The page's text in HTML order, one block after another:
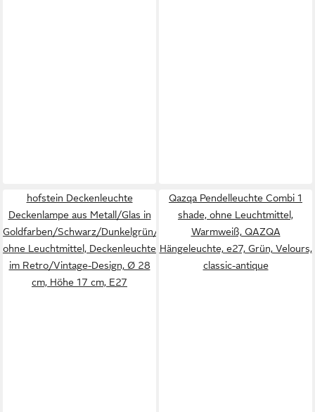
hofstein Deckenleuchte
Deckenlampe aus Metall/Glas in
Goldfarben/Schwarz/Dunkelgrün/Klar,
ohne Leuchtmittel, Deckenleuchte
im Retro/Vintage-Design, Ø 28
cm, Höhe 17 cm, E27
Qazqa Pendelleuchte Combi 1
shade, ohne Leuchtmittel,
Warmweiß, QAZQA
Hängeleuchte, e27, Grün, Velours,
classic-antique